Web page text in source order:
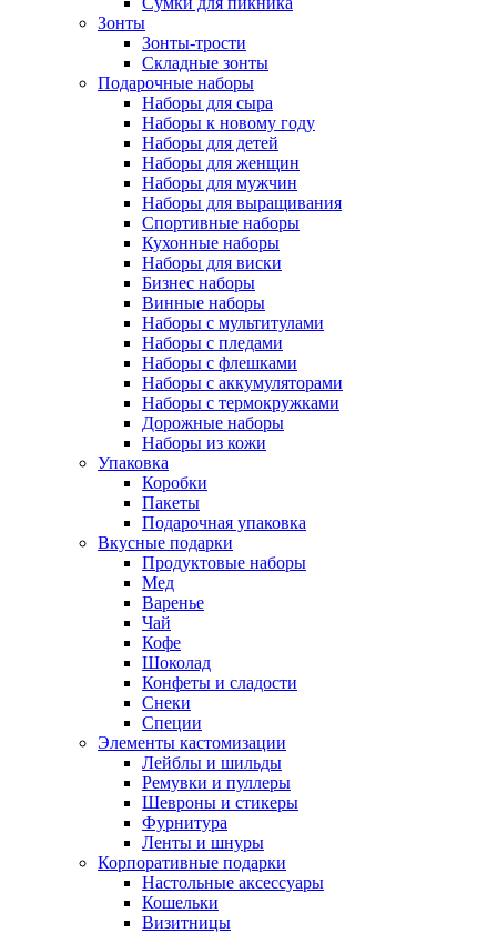
Зонты
Зонты-трости
Складные зонты
Подарочные наборы
Наборы для сыра
Наборы к новому году
Наборы для детей
Наборы для женщин
Наборы для мужчин
Наборы для выращивания
Спортивные наборы
Кухонные наборы
Наборы для виски
Бизнес наборы
Винные наборы
Наборы с мультитулами
Наборы с пледами
Наборы с флешками
Наборы с аккумуляторами
Наборы с термокружками
Дорожные наборы
Наборы из кожи
Упаковка
Коробки
Пакеты
Подарочная упаковка
Вкусные подарки
Продуктовые наборы
Мед
Варенье
Чай
Кофе
Шоколад
Конфеты и сладости
Снеки
Специи
Элементы кастомизации
Лейблы и шильды
Ремувки и пуллеры
Шевроны и стикеры
Фурнитура
Ленты и шнуры
Корпоративные подарки
Настольные аксессуары
Кошельки
Визитницы